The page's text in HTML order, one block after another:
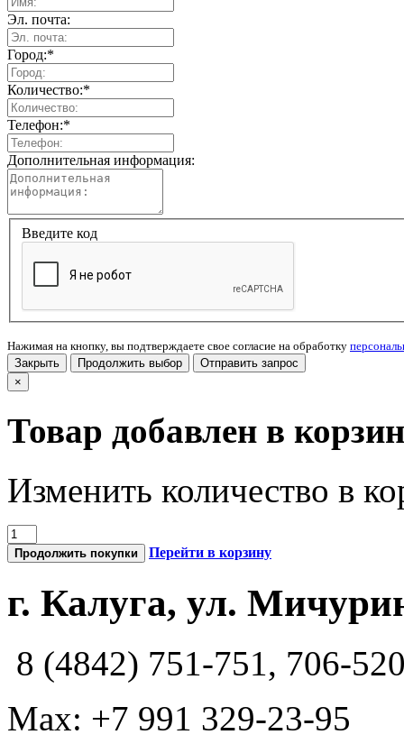
Эл. почта:
Город:*
Количество:*
Телефон:*
Дополнительная информация:
Введите код
Нажимая на кнопку, вы подтверждаете свое согласие на обработку
Закрыть
Продолжить выбор
Отправить запрос
×
Товар добавлен в
Изменить количество в
Продолжить покупки Перейти в корзину
г. Калуга, ул.
8 (4842) 751-751, 706-
Max: +7 991 329-23-95